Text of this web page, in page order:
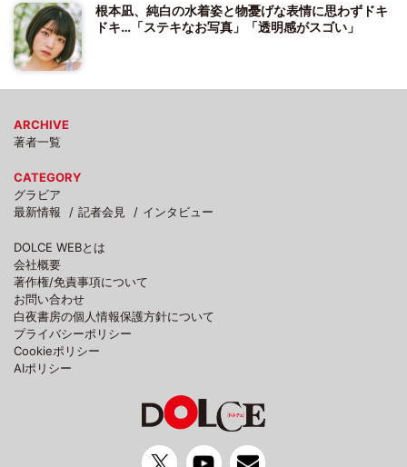
根本凪、純白の水着姿と物憂げな表情に思わずドキ
ドキ…「ステキなお写真」「透明感がスゴい」
ARCHIVE
著者一覧
CATEGORY
グラビア
最新情報
記者会見 インタビュー
DOLCE WEBとは
会社概要
著作権/免責事項について
お問い合わせ
白夜書房の個人情報保護方針について
プライバシーポリシー
Cookieポリシー
AIポリシー